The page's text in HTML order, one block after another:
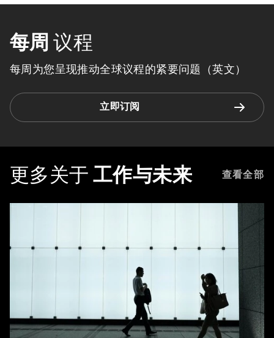
每周 议程
每周为您呈现推动全球议程的紧要问题（英文）
立即订阅
更多关于 工作与未来 查看全部